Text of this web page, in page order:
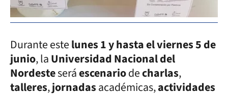
Durante estelunes 1 y hasta el viernes 5 de
junio, laUniversidad Nacional del
Nordesteseráescenariodecharlas,
talleres,jornadasacadémicas,actividades